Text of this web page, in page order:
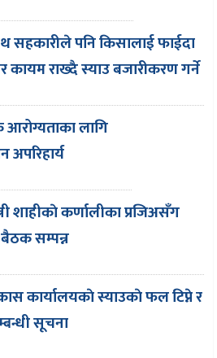
सहकारीले पनि किसालाई फाईदा
कायम राख्दै स्याउ बजारीकरण गर्ने
लागि
अपरिहार्य
शाहीकाे कर्णालीका प्रजिअसँग
सम्पन्न
कार्यालयकाे स्याउकाे फल टिप्ने र
सूचना